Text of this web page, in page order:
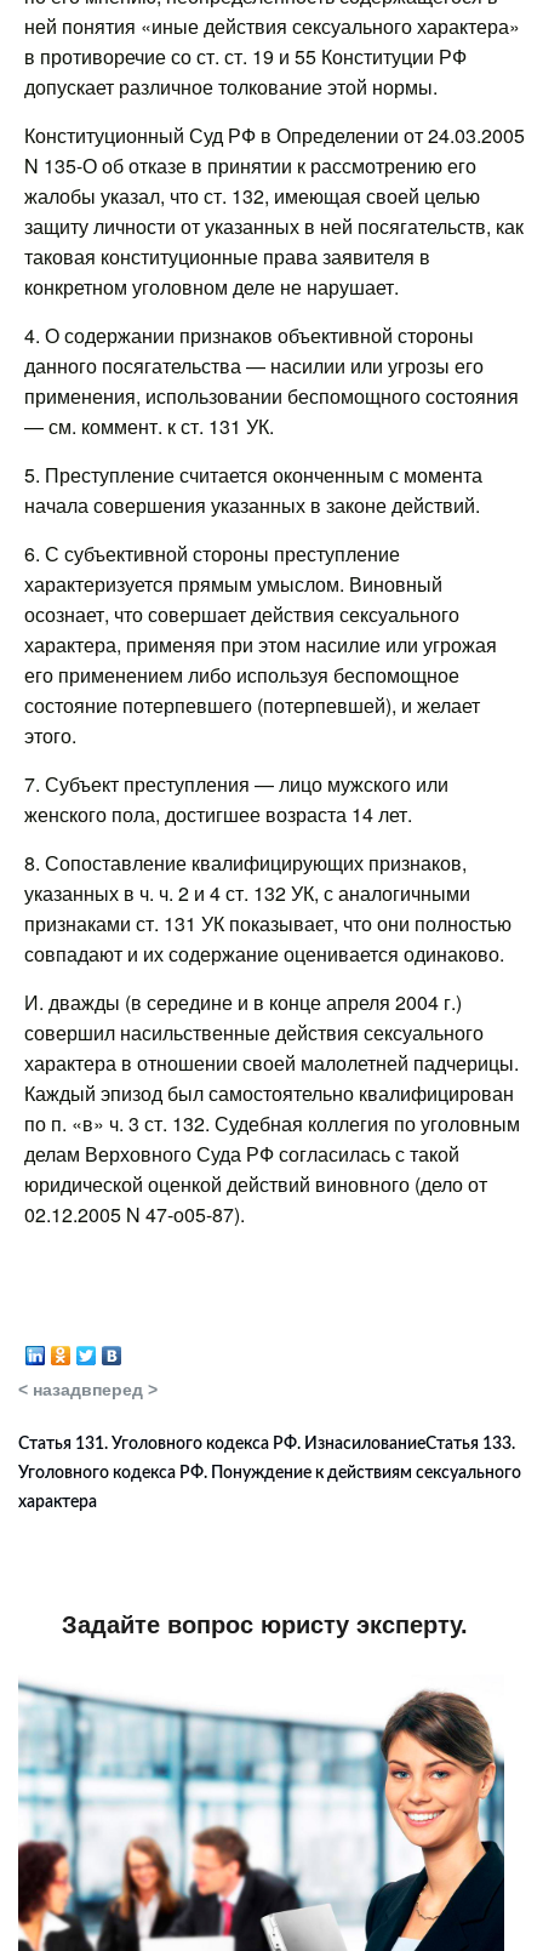
ней понятия «иные действия сексуального характера»
в противоречие со ст. ст. 19 и 55 Конституции РФ
допускает различное толкование этой нормы.
Конституционный Суд РФ в Определении от 24.03.2005
N 135-О об отказе в принятии к рассмотрению его
жалобы указал, что ст. 132, имеющая своей целью
защиту личности от указанных в ней посягательств, как
таковая конституционные права заявителя в
конкретном уголовном деле не нарушает.
4. О содержании признаков объективной стороны
данного посягательства — насилии или угрозы его
применения, использовании беспомощного состояния
— см. коммент. к ст. 131 УК.
5. Преступление считается оконченным с момента
начала совершения указанных в законе действий.
6. С субъективной стороны преступление
характеризуется прямым умыслом. Виновный
осознает, что совершает действия сексуального
характера, применяя при этом насилие или угрожая
его применением либо используя беспомощное
состояние потерпевшего (потерпевшей), и желает
этого.
7. Субъект преступления — лицо мужского или
женского пола, достигшее возраста 14 лет.
8. Сопоставление квалифицирующих признаков,
указанных в ч. ч. 2 и 4 ст. 132 УК, с аналогичными
признаками ст. 131 УК показывает, что они полностью
совпадают и их содержание оценивается одинаково.
И. дважды (в середине и в конце апреля 2004 г.)
совершил насильственные действия сексуального
характера в отношении своей малолетней падчерицы.
Каждый эпизод был самостоятельно квалифицирован
по п. «в» ч. 3 ст. 132. Судебная коллегия по уголовным
делам Верховного Суда РФ согласилась с такой
юридической оценкой действий виновного (дело от
02.12.2005 N 47-о05-87).
< назадвперед >
Статья 131. Уголовного кодекса РФ. ИзнасилованиеСтатья 133.
Уголовного кодекса РФ. Понуждение к действиям сексуального
характера
Задайте вопрос юристу эксперту.